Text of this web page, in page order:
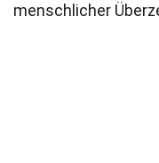
menschlicher